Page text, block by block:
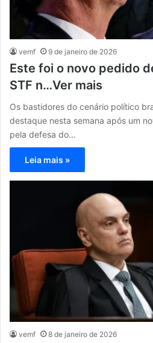
vemf 9 de janeiro de 2026
Este foi o novo pedido
STF n…Ver mais
Os bastidores do cenário político
destaque nesta semana após um
pela defesa do…
Leia mais »
vemf 8 de janeiro de 2026